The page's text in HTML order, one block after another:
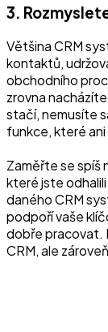
3.
Většina CRM
kontaktů,
obchodního
zrovna
stačí, nemusíte
funkce, které
Zaměřte se spíš
které jste
daného CRM
podpoří vaše
dobře pracovat.
CRM, ale